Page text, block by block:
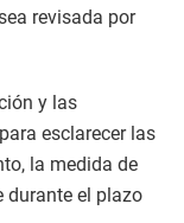
revisada por
y las
esclarecer las
la medida de
durante el plazo